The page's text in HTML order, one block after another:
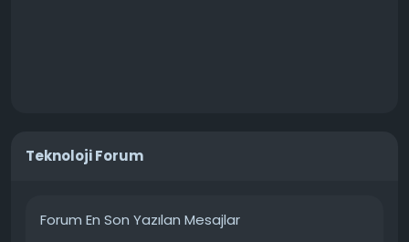
Teknoloji Forum
Forum En Son Yazılan Mesajlar